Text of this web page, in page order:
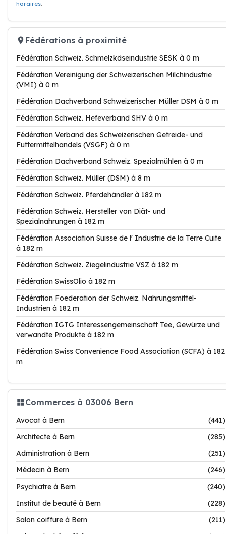
horaires.
Fédérations à proximité
Fédération Schweiz. Schmelzkäseindustrie SESK à 0 m
Fédération Vereinigung der Schweizerischen Milchindustrie
(VMI) à 0 m
Fédération Dachverband Schweizerischer Müller DSM à 0 m
Fédération Schweiz. Hefeverband SHV à 0 m
Fédération Verband des Schweizerischen Getreide- und
Futtermittelhandels (VSGF) à 0 m
Fédération Dachverband Schweiz. Spezialmühlen à 0 m
Fédération Schweiz. Müller (DSM) à 8 m
Fédération Schweiz. Pferdehändler à 182 m
Fédération Schweiz. Hersteller von Diät- und
Spezialnahrungen à 182 m
Fédération Association Suisse de l' Industrie de la Terre Cuite
à 182 m
Fédération Schweiz. Ziegelindustrie VSZ à 182 m
Fédération SwissOlio à 182 m
Fédération Foederation der Schweiz. Nahrungsmittel-
Industrien à 182 m
Fédération IGTG Interessengemeinschaft Tee, Gewürze und
verwandte Produkte à 182 m
Fédération Swiss Convenience Food Association (SCFA) à 182
m
Commerces à 03006 Bern
Avocat à Bern
(441)
Architecte à Bern
(285)
Administration à Bern
(251)
Médecin à Bern
(246)
Psychiatre à Bern
(240)
Institut de beauté à Bern
(228)
Salon coiffure à Bern
(211)